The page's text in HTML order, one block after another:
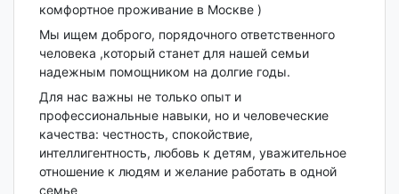
комфортное проживание в Москве )
Мы ищем доброго, порядочного ответственного
человека ,который станет для нашей семьи
надежным помощником на долгие годы.
Для нас важны не только опыт и
профессиональные навыки, но и человеческие
качества: честность, спокойствие,
интеллигентность, любовь к детям, уважительное
отношение к людям и желание работать в одной
семье